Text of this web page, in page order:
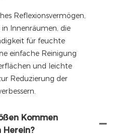
Reflexionsvermögen,
Innenräumen, die
für feuchte
einfache Reinigung
und leichte
Reduzierung der
Kommen
Herein?